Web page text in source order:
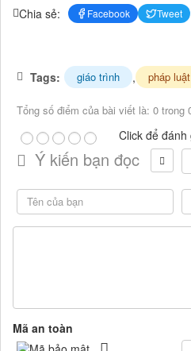
Chia sẻ: Facebook Tweet
Tags: giáo trình , pháp luật
Tổng số điểm của bài viết là: 0 trong
Click để đánh
Ý kiến bạn đọc
Mã an toàn